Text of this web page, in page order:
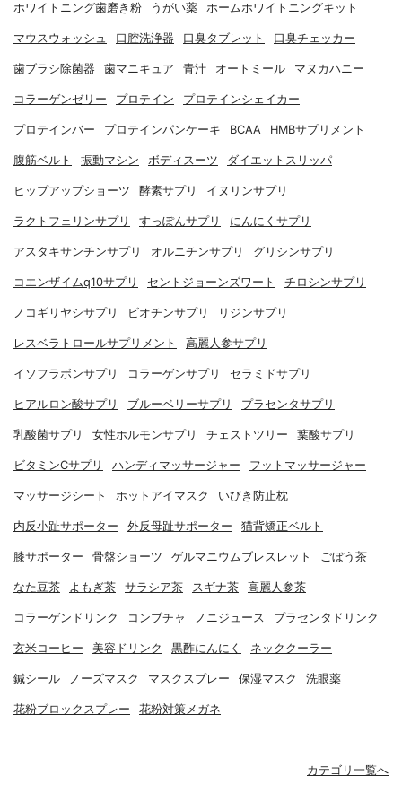
ホワイトニング歯磨き粉 うがい薬 ホームホワイトニングキット
マウスウォッシュ 口腔洗浄器 口臭タブレット 口臭チェッカー
歯ブラシ除菌器 歯マニキュア 青汁 オートミール マヌカハニー
コラーゲンゼリー プロテイン プロテインシェイカー
プロテインバー プロテインパンケーキ BCAA HMBサプリメント
腹筋ベルト 振動マシン ボディスーツ ダイエットスリッパ
ヒップアップショーツ 酵素サプリ イヌリンサプリ
ラクトフェリンサプリ すっぽんサプリ にんにくサプリ
アスタキサンチンサプリ オルニチンサプリ グリシンサプリ
コエンザイムq10サプリ セントジョーンズワート チロシンサプリ
ノコギリヤシサプリ ビオチンサプリ リジンサプリ
レスベラトロールサプリメント 高麗人参サプリ
イソフラボンサプリ コラーゲンサプリ セラミドサプリ
ヒアルロン酸サプリ ブルーベリーサプリ プラセンタサプリ
乳酸菌サプリ 女性ホルモンサプリ チェストツリー 葉酸サプリ
ビタミンCサプリ ハンディマッサージャー フットマッサージャー
マッサージシート ホットアイマスク いびき防止枕
内反小趾サポーター 外反母趾サポーター 猫背矯正ベルト
膝サポーター 骨盤ショーツ ゲルマニウムブレスレット ごぼう茶
なた豆茶 よもぎ茶 サラシア茶 スギナ茶 高麗人参茶
コラーゲンドリンク コンブチャ ノニジュース プラセンタドリンク
玄米コーヒー 美容ドリンク 黒酢にんにく ネッククーラー
鍼シール ノーズマスク マスクスプレー 保湿マスク 洗眼薬
花粉ブロックスプレー 花粉対策メガネ
カテゴリ一覧へ